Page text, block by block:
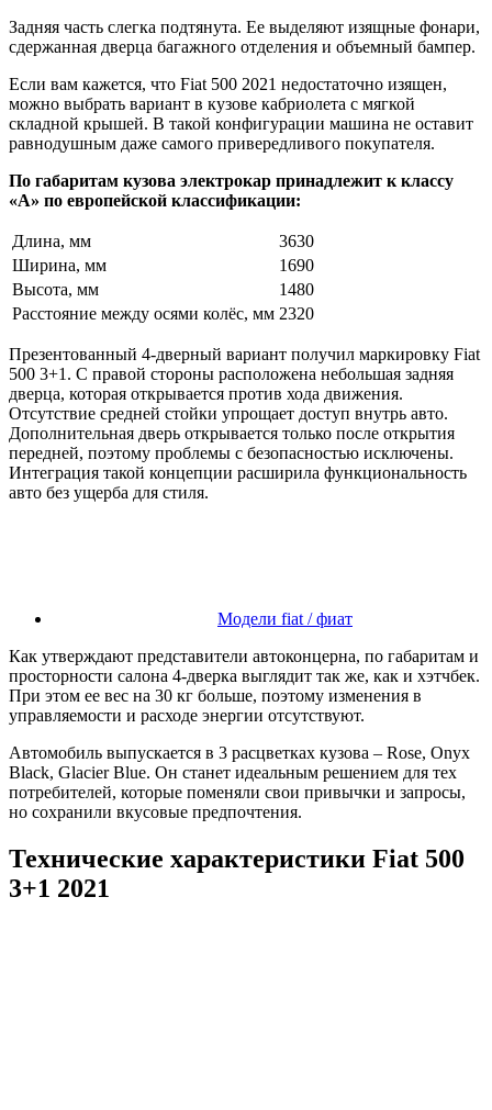
Задняя часть слегка подтянута. Ее выделяют изящные фонари,
сдержанная дверца багажного отделения и объемный бампер.
Если вам кажется, что Fiat 500 2021 недостаточно изящен,
можно выбрать вариант в кузове кабриолета с мягкой
складной крышей. В такой конфигурации машина не оставит
равнодушным даже самого привередливого покупателя.
По габаритам кузова электрокар принадлежит к классу
«А» по европейской классификации:
Длина, мм
3630
Ширина, мм
1690
Высота, мм
1480
Расстояние между осями колёс, мм 2320
Презентованный 4-дверный вариант получил маркировку Fiat
500 3+1. С правой стороны расположена небольшая задняя
дверца, которая открывается против хода движения.
Отсутствие средней стойки упрощает доступ внутрь авто.
Дополнительная дверь открывается только после открытия
передней, поэтому проблемы с безопасностью исключены.
Интеграция такой концепции расширила функциональность
авто без ущерба для стиля.
Модели fiat / фиат
Как утверждают представители автоконцерна, по габаритам и
просторности салона 4-дверка выглядит так же, как и хэтчбек.
При этом ее вес на 30 кг больше, поэтому изменения в
управляемости и расходе энергии отсутствуют.
Автомобиль выпускается в 3 расцветках кузова – Rose, Onyx
Black, Glacier Blue. Он станет идеальным решением для тех
потребителей, которые поменяли свои привычки и запросы,
но сохранили вкусовые предпочтения.
Технические характеристики Fiat 500
3+1 2021